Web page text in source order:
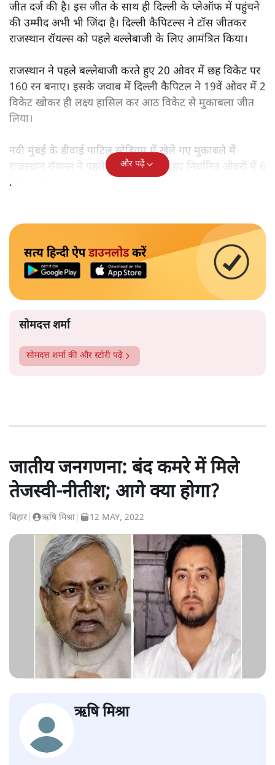
जीत दर्ज की है। इस जीत के साथ ही दिल्ली के प्लेऑफ में पहुंचने
की उम्मीद अभी भी जिंदा है। दिल्ली कैपिटल्स ने टॉस जीतकर
राजस्थान रॉयल्स को पहले बल्लेबाजी के लिए आमंत्रित किया।
राजस्थान ने पहले बल्लेबाजी करते हुए 20 ओवर में छह विकेट पर
160 रन बनाए। इसके जवाब में दिल्ली कैपिटल ने 19वें ओवर में 2
विकेट खोकर ही लक्ष्य हासिल कर आठ विकेट से मुकाबला जीत
लिया।
नवी मुंबई के डीवाई पाटिल स्टेडियम में खेले गए मुकाबले में
राजस्थान रॉयल्स ने पहले बल्लेबाजी करते हुए निर्धारित ओवरों में 6
विकेट खोकर 160 रन बनाए।
और पढ़ें
सत्य हिन्दी ऐपडाउनलोडकरें
सोमदत्त शर्मा
सोमदत्त शर्मा की और स्टोरी पढ़ें
जातीय जनगणना: बंद कमरे में मिले
तेजस्वी-नीतीश; आगे क्या होगा?
बिहार ऋषि मिश्रा 12 MAY, 2022
ऋषि मिश्रा